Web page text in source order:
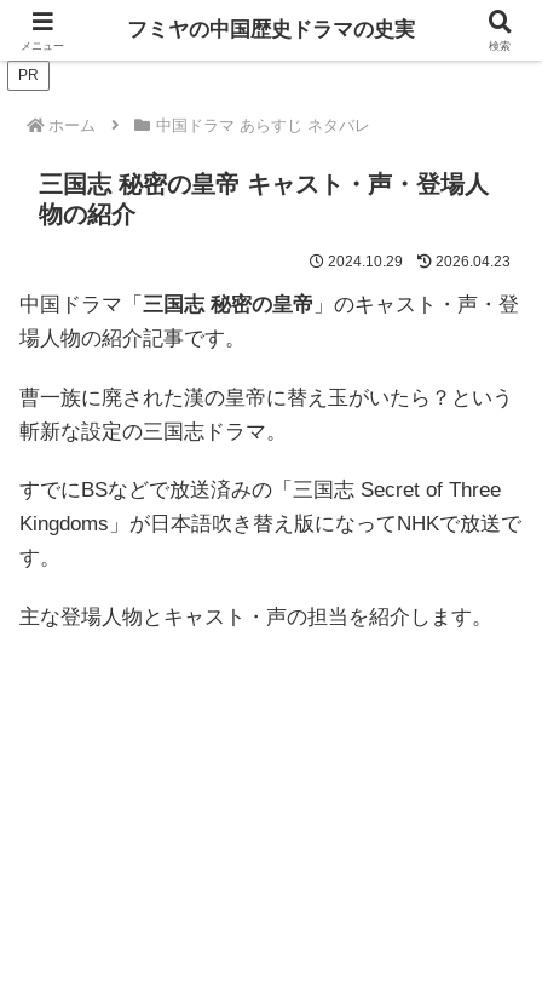
ドラマは歴史を知るともっと面白い！
PR
ホーム 中国ドラマ あらすじ ネタバレ
三国志 秘密の皇帝 キャスト・声・登場人
物の紹介
2024.10.29 2026.04.23
中国ドラマ「 三国志 秘密の皇帝 」のキャスト・声・登
場人物の紹介記事です。
曹一族に廃された漢の皇帝に替え玉がいたら？という
斬新な設定の三国志ドラマ。
すでにBSなどで放送済みの「三国志 Secret of Three
Kingdoms」が日本語吹き替え版になってNHKで放送で
す。
主な登場人物とキャスト・声の担当を紹介します。
メニュー
フミヤの中国歴史ドラマの史実
検索